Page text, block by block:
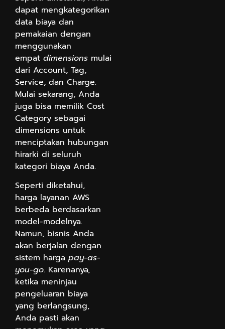
dapat mengkategorikan
data biaya dan
pemakaian dengan
menggunakan
empat dimensions mulai
dari Account, Tag,
Service, dan Charge.
Mulai sekarang, Anda
juga bisa memilik Cost
Category sebagai
dimensions untuk
menciptakan hubungan
hirarki di seluruh
kategori biaya Anda.
Seperti diketahui,
harga layanan AWS
berbeda berdasarkan
model-modelnya.
Namun, bisnis Anda
akan berjalan dengan
sistem harga pay-as-
you-go. Karenanya,
ketika meninjau
pengeluaran biaya
yang berlangsung,
Anda pasti akan